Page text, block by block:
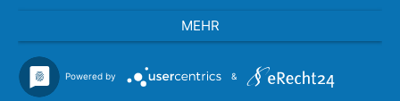
MEHR
Powered by &